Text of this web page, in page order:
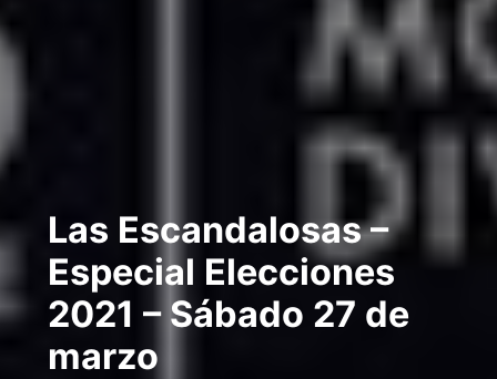
Las Escandalosas –
Especial Elecciones
2021 – Sábado 27 de
marzo